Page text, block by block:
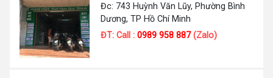
Đc: 743 Huỳnh Văn Lũy, Phường Bình
Dương, TP Hồ Chí Minh
ĐT: Call :0989 958 887(Zalo)